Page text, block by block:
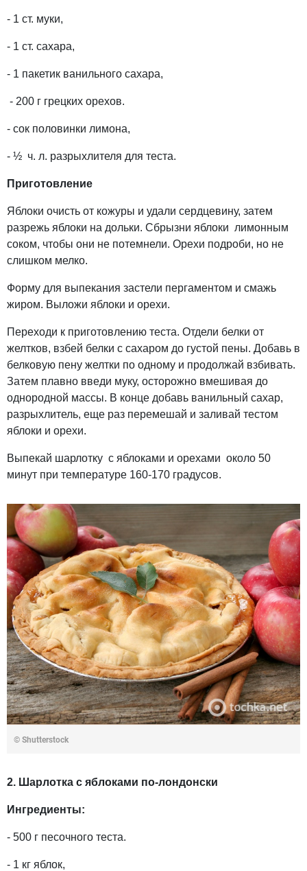
- 1 ст. муки,
- 1 ст. сахара,
- 1 пакетик ванильного сахара,
- 200 г грецких орехов.
- сок половинки лимона,
- ½ ч. л. разрыхлителя для теста.
Приготовление
Яблоки очисть от кожуры и удали сердцевину, затем
разрежь яблоки на дольки. Сбрызни яблоки лимонным
соком, чтобы они не потемнели. Орехи подроби, но не
слишком мелко.
Форму для выпекания застели пергаментом и смажь
жиром. Выложи яблоки и орехи.
Переходи к приготовлению теста. Отдели белки от
желтков, взбей белки с сахаром до густой пены. Добавь в
белковую пену желтки по одному и продолжай взбивать.
Затем плавно введи муку, осторожно вмешивая до
однородной массы. В конце добавь ванильный сахар,
разрыхлитель, еще раз перемешай и заливай тестом
яблоки и орехи.
Выпекай шарлотку с яблоками и орехами около 50
минут при температуре 160-170 градусов.
© Shutterstock
2. Шарлотка с яблоками по-лондонски
Ингредиенты:
- 500 г песочного теста.
- 1 кг яблок,